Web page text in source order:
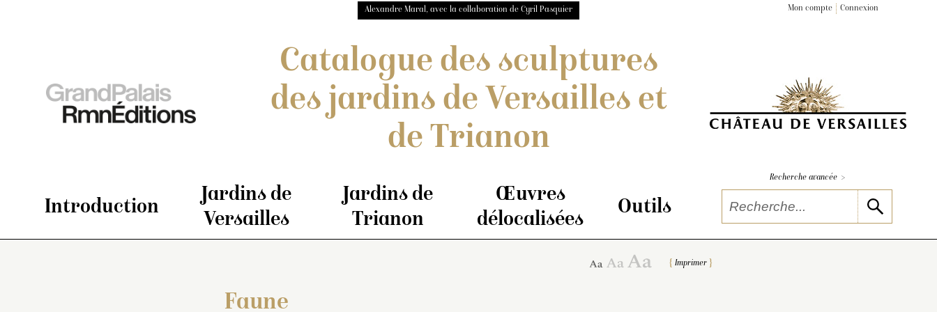
Alexandre Maral, avec la collaboration de Cyril Pasquier Mon compte Connexion
Catalogue des sculptures
des jardins de Versailles et
de Trianon
Introduction
Jardins de
Versailles
Jardins de
Trianon
Œuvres
délocalisées
Outils
Recherche avancée >
Imprimer
Faune